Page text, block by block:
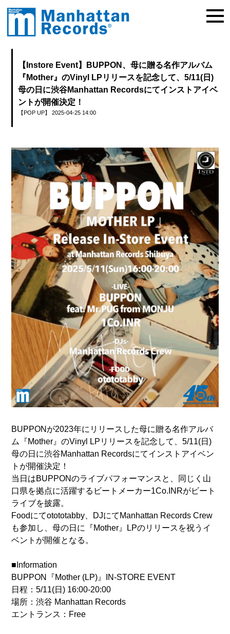
【Instore Event】BUPPON、母に贈る名作アルバム
『Mother』のVinyl LPリリースを記念して、5/11(日)
母の日に渋谷Manhattan Recordsにてインストアイベ
ントが開催決定！
【POP UP】 2025-04-25 14:00
BUPPONが2023年にリリースした母に贈る名作アルバ
ム『Mother』のVinyl LPリリースを記念して、5/11(日)
母の日に渋谷Manhattan Recordsにてインストアイベン
トが開催決定！
当日はBUPPONのライブパフォーマンスと、同じく山
口県を拠点に活躍するビートメーカー1Co.INRがビート
ライブを披露。
Foodにてotototabby、DJにてManhattan Records Crew
も参加し、母の日に『Mother』LPのリリースを祝うイ
ベントが開催となる。
■Information
BUPPON『Mother (LP)』IN-STORE EVENT
日程：5/11(日) 16:00-20:00
場所：渋谷 Manhattan Records
エントランス：Free